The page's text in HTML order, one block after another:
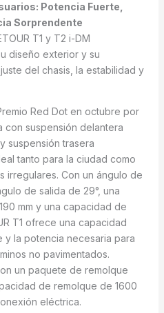
Potencia Fuerte,
Sorprendente
T1 y T2 i-DM
diseño exterior y su
del chasis, la estabilidad y
Red Dot en octubre por
con suspensión delantera
suspensión trasera
tanto para la ciudad como
irregulares. Con un ángulo de
de salida de 29°, una
mm y una capacidad de
T1 ofrece una capacidad
la potencia necesaria para
no pavimentados.
un paquete de remolque
de remolque de 1600
eléctrica.